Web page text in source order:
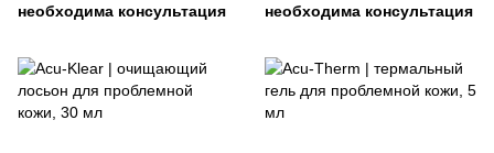
необходима консультация необходима консультация